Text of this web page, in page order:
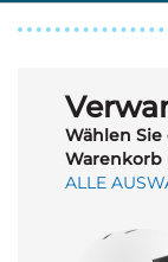
Wählen
Warenkorb
ALLE